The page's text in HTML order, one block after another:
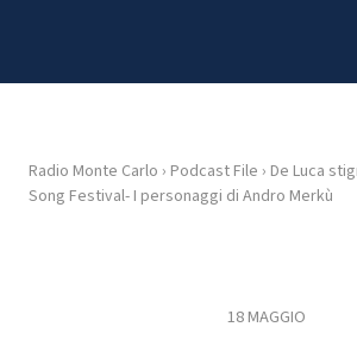
HOME
Radio Monte Carlo › Podcast File › De Luca
Song Festival- I personaggi di Andro Merkù
18 MAGGIO